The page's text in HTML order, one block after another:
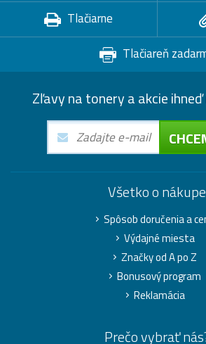
Tlačiarne
Tlačiareň
Zľavy na tonery a akcie
Všetko o nákupe
Spôsob doručenia a
Výdajné miesta
Značky od A po Z
Bonusový program
Reklamácia
Prečo vybrať